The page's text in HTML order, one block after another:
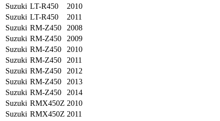
Suzuki LT-R450
2010
Suzuki LT-R450
2011
Suzuki RM-Z450
2008
Suzuki RM-Z450
2009
Suzuki RM-Z450
2010
Suzuki RM-Z450
2011
Suzuki RM-Z450
2012
Suzuki RM-Z450
2013
Suzuki RM-Z450
2014
Suzuki RMX450Z 2010
Suzuki RMX450Z 2011